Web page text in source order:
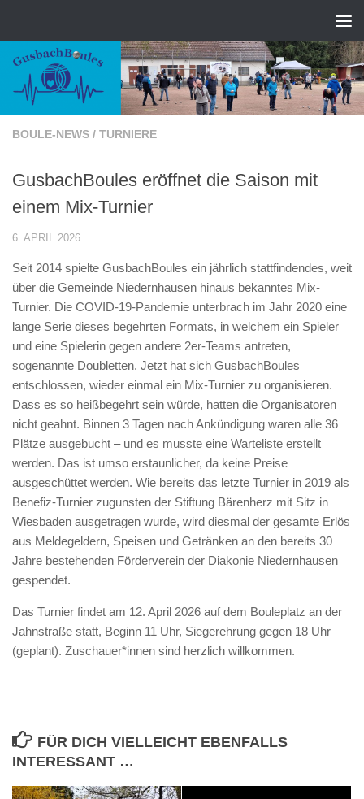
BOULE-NEWS / TURNIERE
GusbachBoules eröffnet die Saison mit
einem Mix-Turnier
6. APRIL 2026
Seit 2014 spielte GusbachBoules ein jährlich stattfindendes, weit
über die Gemeinde Niedernhausen hinaus bekanntes Mix-
Turnier. Die COVID-19-Pandemie unterbrach im Jahr 2020 eine
lange Serie dieses begehrten Formats, in welchem ein Spieler
und eine Spielerin gegen andere 2er-Teams antreten,
sogenannte Doubletten. Jetzt hat sich GusbachBoules
entschlossen, wieder einmal ein Mix-Turnier zu organisieren.
Dass es so heißbegehrt sein würde, hatten die Organisatoren
nicht geahnt. Binnen 3 Tagen nach Ankündigung waren alle 36
Plätze ausgebucht – und es musste eine Warteliste erstellt
werden. Das ist umso erstaunlicher, da keine Preise
ausgeschüttet werden. Wie bereits das letzte Turnier in 2019 als
Benefiz-Turnier zugunsten der Stiftung Bärenherz mit Sitz in
Wiesbaden ausgetragen wurde, wird diesmal der gesamte Erlös
aus Meldegeldern, Speisen und Getränken an den bereits 30
Jahre bestehenden Förderverein der Diakonie Niedernhausen
gespendet.
Das Turnier findet am 12. April 2026 auf dem Bouleplatz an der
Jahnstraße statt, Beginn 11 Uhr, Siegerehrung gegen 18 Uhr
(geplant). Zuschauer*innen sind herzlich willkommen.
FÜR DICH VIELLEICHT EBENFALLS
INTERESSANT …